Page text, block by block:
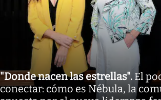
"Donde nacen las estrellas". El
conectar: cómo es Nébula, la